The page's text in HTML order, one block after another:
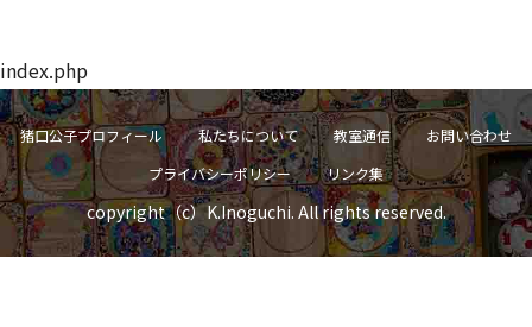
index.php
猪口公子プロフィール 私たちについて 教室通信
お問い合わせ
プライバシーポリシー
リンク集
copyright（c）K.Inoguchi. All rights reserved.